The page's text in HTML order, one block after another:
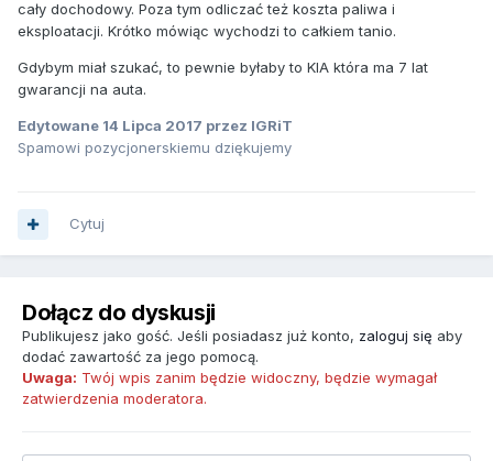
cały dochodowy. Poza tym odliczać też koszta paliwa i
eksploatacji. Krótko mówiąc wychodzi to całkiem tanio.
Gdybym miał szukać, to pewnie byłaby to KIA która ma 7 lat
gwarancji na auta.
Edytowane 14 Lipca 2017 przez IGRiT
Spamowi pozycjonerskiemu dziękujemy
Cytuj
Dołącz do dyskusji
Publikujesz jako gość. Jeśli posiadasz już konto, zaloguj się aby
dodać zawartość za jego pomocą.
Uwaga: Twój wpis zanim będzie widoczny, będzie wymagał
zatwierdzenia moderatora.